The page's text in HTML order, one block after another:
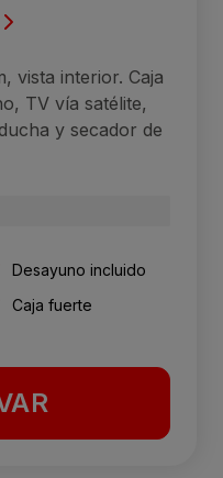
vista interior. Caja
TV vía satélite,
y secador de
Desayuno incluido
Caja fuerte